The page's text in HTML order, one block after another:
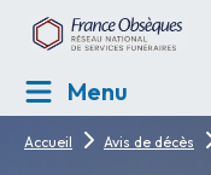
Menu
Accueil Avis de décès